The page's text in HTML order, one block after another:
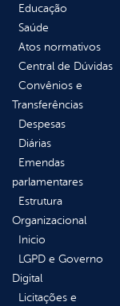
Educação
Saúde
Atos normativos
Central de Dúvidas
Convênios e
Transferências
Despesas
Diárias
Emendas
parlamentares
Estrutura
Organizacional
Inicio
LGPD e Governo
Digital
Licitações e